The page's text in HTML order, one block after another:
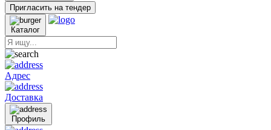
Пригласить на тендер
Каталог
Адрес
Доставка
Профиль